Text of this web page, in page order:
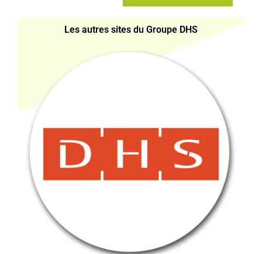
Les autres sites du Groupe DHS